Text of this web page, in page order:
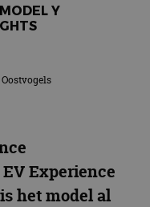
Y
Experience
het model al